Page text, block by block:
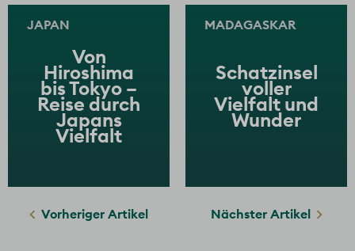
JAPAN
Von
Hiroshima
bis Tokyo –
Reise durch
Japans
Vielfalt
Vorheriger Artikel
MADAGASKAR
Schatzinsel
voller
Vielfalt und
Wunder
Nächster Artikel